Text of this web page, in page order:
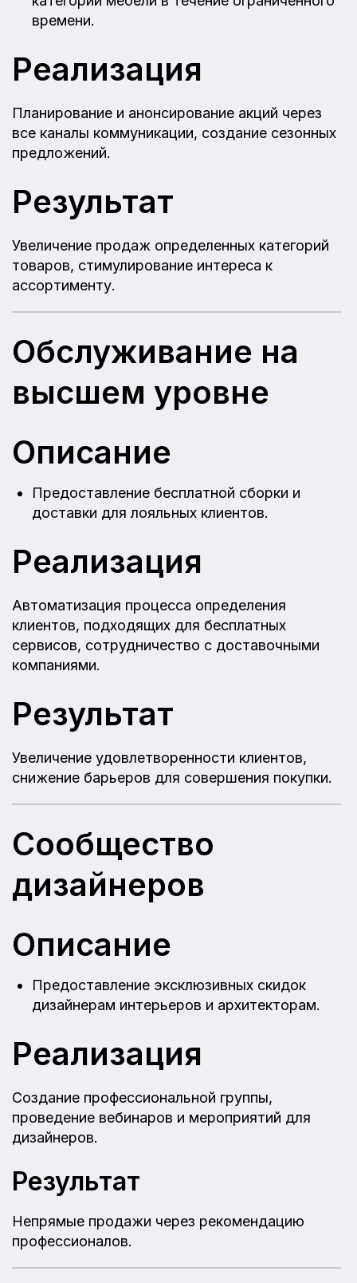
времени.
Реализация
Планирование и анонсирование акций через
все каналы коммуникации, создание сезонных
предложений.
Результат
Увеличение продаж определенных категорий
товаров, стимулирование интереса к
ассортименту.
Обслуживание на
высшем уровне
Описание
Предоставление бесплатной сборки и
доставки для лояльных клиентов.
Реализация
Автоматизация процесса определения
клиентов, подходящих для бесплатных
сервисов, сотрудничество с доставочными
компаниями.
Результат
Увеличение удовлетворенности клиентов,
снижение барьеров для совершения покупки.
Сообщество
дизайнеров
Описание
Предоставление эксклюзивных скидок
дизайнерам интерьеров и архитекторам.
Реализация
Создание профессиональной группы,
проведение вебинаров и мероприятий для
дизайнеров.
Результат
Непрямые продажи через рекомендацию
профессионалов.